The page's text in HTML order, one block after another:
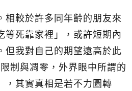
相較於許多同年齡的朋友來
等死靠家裡」，或許短期內
但我對自己的期望遠高於此
制與凋零，外界眼中所謂的
，其實真相是若不力圖轉